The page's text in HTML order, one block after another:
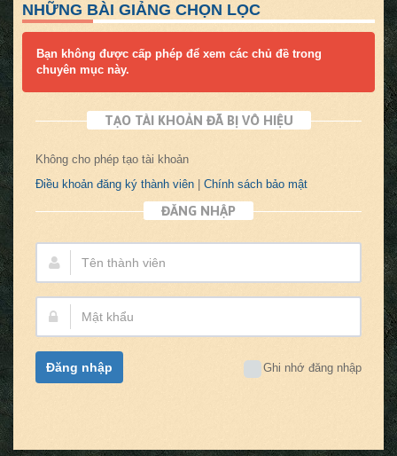
NHỮNG BÀI GIẢNG CHỌN LỌC
Bạn không được cấp phép để xem các chủ đề trong
chuyên mục này.
TẠO TÀI KHOẢN ĐÃ BỊ VÔ HIỆU
Không cho phép tạo tài khoản
Điều khoản đăng ký thành viên
Chính sách bảo mật
ĐĂNG NHẬP
thành
viên:
khẩu:
Ghi nhớ đăng nhập
Đăng nhập